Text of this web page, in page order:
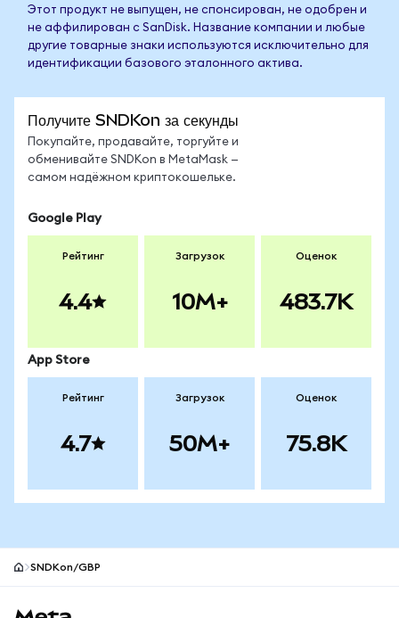
Этот продукт не выпущен, не спонсирован, не одобрен и
не аффилирован с SanDisk. Название компании и любые
другие товарные знаки используются исключительно для
идентификации базового эталонного актива.
Получите SNDKon за секунды
Покупайте, продавайте, торгуйте и
обменивайте SNDKon в MetaMask —
самом надёжном криптокошельке.
Google Play
Рейтинг
4.4
Загрузок
10M+
Оценок
483.7K
App Store
Рейтинг
4.7
Загрузок
50M+
Оценок
75.8K
SNDKon/GBP